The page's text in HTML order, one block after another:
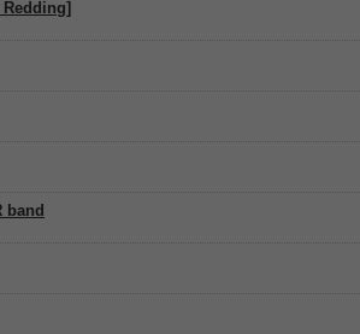
Redding]
band